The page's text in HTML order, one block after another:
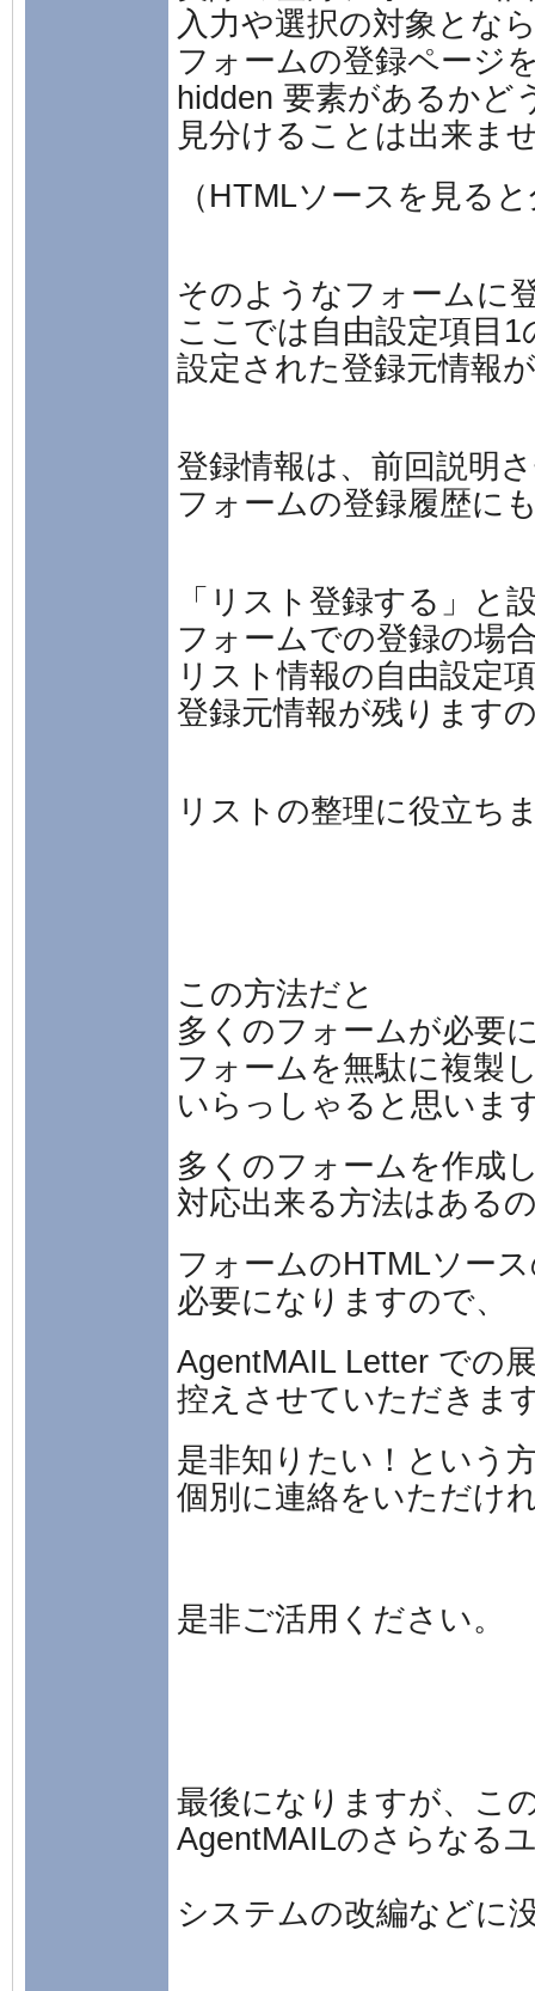
入力や選択の対象とな
フォームの登録ページ
hidden 要素があるかど
見分けることは出来ま
（HTMLソースを見る
そのようなフォームに
ここでは自由設定項目
設定された登録元情報
登録情報は、前回説明
フォームの登録履歴に
「リスト登録する」と
フォームでの登録の場
リスト情報の自由設定
登録元情報が残ります
リストの整理に役立ち
この方法だと
多くのフォームが必要
フォームを無駄に複製
いらっしゃると思いま
多くのフォームを作成
対応出来る方法はある
フォームのHTMLソー
必要になりますので、
AgentMAIL Letter での
控えさせていただきま
是非知りたい！という
個別に連絡をいただけ
是非ご活用ください。
最後になりますが、こ
AgentMAILのさらなる
システムの改編などに